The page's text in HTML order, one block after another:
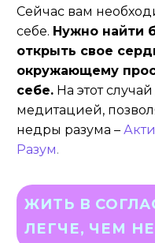
Сейчас вам
себе. Нужно найти
открыть свое
окружающему
себе. На этот
медитацией,
недры разума –
Разум.
ЖИТЬ В
ЛЕГЧЕ, ЧЕМ